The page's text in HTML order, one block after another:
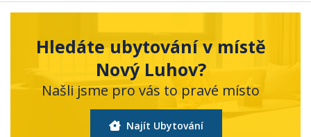
Hledáte ubytování v místě
Nový Luhov?
Našli jsme pro vás to pravé místo
Najít Ubytování